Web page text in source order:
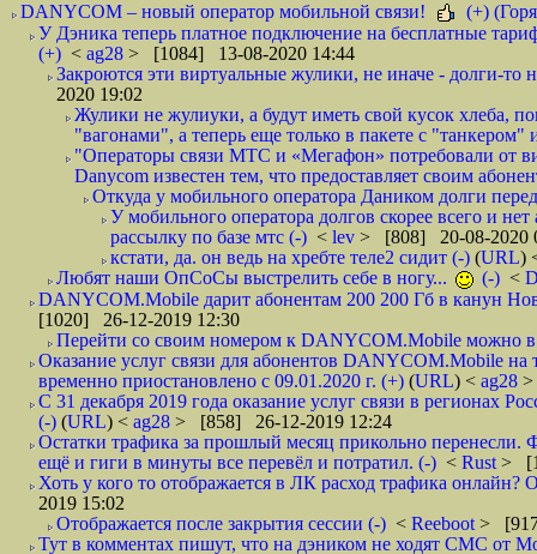
DANYCOM – новый оператор мобильной связи!
(+)
У Дэника теперь платное подключение на бесплатные
(+) < ag28 > [1084] 13-08-2020 14:44
Закроются эти виртуальные жулики, не иначе - долги-то
2020 19:02
Жулики не жулиуки, а будут иметь свой кусок хлеба,
"вагонами", а теперь еще только в пакете с
"Операторы связи МТС и «Мегафон» потребовали от
Danycom известен тем, что предоставляет своим
Откуда у мобильного оператора Даником долги
У мобильного оператора долгов скорее всего и
рассылку по базе мтс (-) < lev > [808] 20-08-2020
кстати, да. он ведь на хребте теле2 сидит (-) (URL)
Любят наши ОпСоСы выстрелить себе в ногу...
(-) <
DANYCOM.Mobile дарит абонентам 200 200 Гб в канун
[1020] 26-12-2019 12:30
Перейти со своим номером к DANYCOM.Mobile можно в
Оказание услуг связи для абонентов DANYCOM.Mobile
временно приостановлено с 09.01.2020 г. (+) (URL) < ag28 >
С 31 декабря 2019 года оказание услуг связи в регионах
(-) (URL) < ag28 > [858] 26-12-2019 12:24
Остатки трафика за прошлый месяц прикольно
ещё и гиги в минуты все перевёл и потратил. (-) < Rust >
Хоть у кого то отображается в ЛК расход трафика
2019 15:02
Отображается после закрытия сессии (-) < Reeboot >
Тут в комментах пишут, что на дэником не ходят СМС от